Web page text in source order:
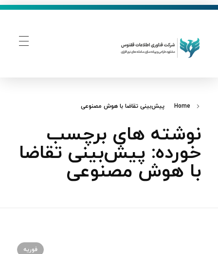
Home پیش‌بینی تقاضا با هوش مصنوعی
نوشته های برچسب
خورده: پیش‌بینی تقاضا
با هوش مصنوعی
فوریه